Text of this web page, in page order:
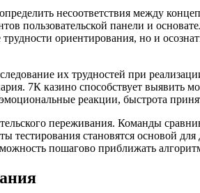
несоответствия между
пользовательской панели и
ориентирования, но и
их трудностей при
7К казино способствует выявить
реакции, быстрота
переживания. Команды
тестирования становятся
пошагово приближать